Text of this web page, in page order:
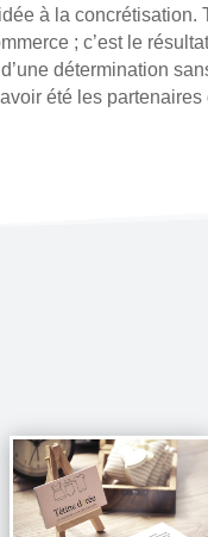
à la concrétisation.
; c’est le
détermination
été les